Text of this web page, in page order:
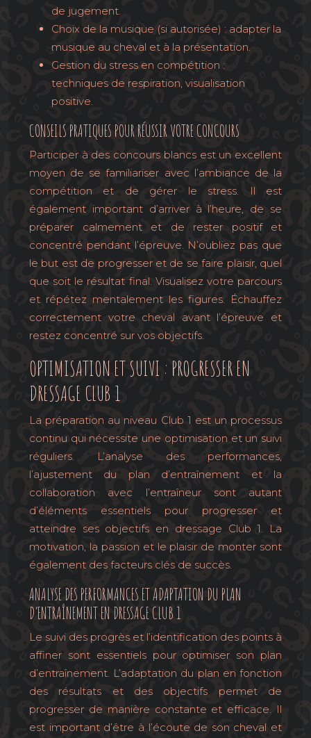
de jugement.
Choix de la musique (si autorisée) : adapter la
musique au cheval et à la présentation.
Gestion du stress en compétition :
techniques de respiration, visualisation
positive.
CONSEILS PRATIQUES POUR RÉUSSIR VOTRE CONCOURS
Participer à des concours blancs est un excellent
moyen de se familiariser avec l’ambiance de la
compétition et de gérer le stress. Il est
également important d’arriver à l’heure, de se
préparer calmement et de rester positif et
concentré pendant l’épreuve. N’oubliez pas que
le but est de progresser et de se faire plaisir, quel
que soit le résultat final. Visualisez votre parcours
et répétez mentalement les figures. Échauffez
correctement votre cheval avant l’épreuve et
restez concentré sur vos objectifs.
OPTIMISATION ET SUIVI : PROGRESSER EN
DRESSAGE CLUB 1
La préparation au niveau Club 1 est un processus
continu qui nécessite une optimisation et un suivi
réguliers. L’analyse des performances,
l’ajustement du plan d’entraînement et la
collaboration avec l’entraîneur sont autant
d’éléments essentiels pour progresser et
atteindre ses objectifs en dressage Club 1. La
motivation, la passion et le plaisir de monter sont
également des facteurs clés de succès.
ANALYSE DES PERFORMANCES ET ADAPTATION DU PLAN
D’ENTRAÎNEMENT EN DRESSAGE CLUB 1
Le suivi des progrès et l’identification des points à
affiner sont essentiels pour optimiser son plan
d’entraînement. L’adaptation du plan en fonction
des résultats et des objectifs permet de
progresser de manière constante et efficace. Il
est important d’être à l’écoute de son cheval et